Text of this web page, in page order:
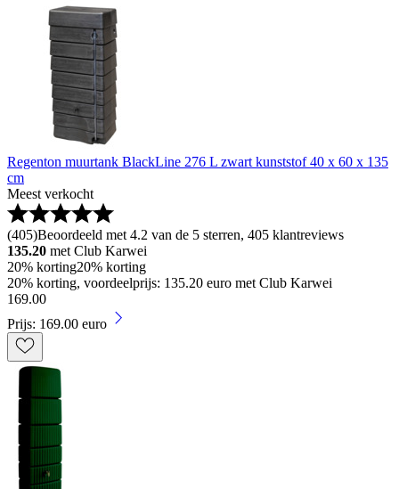
Regenton muurtank BlackLine 276 L zwart kunststof 40 x 60 x 135
cm
Meest verkocht
(405)Beoordeeld met 4.2 van de 5 sterren, 405 klantreviews
135.20 met Club Karwei
20% korting20% korting
20% korting, voordeelprijs: 135.20 euro met Club Karwei
169.00
Prijs: 169.00 euro